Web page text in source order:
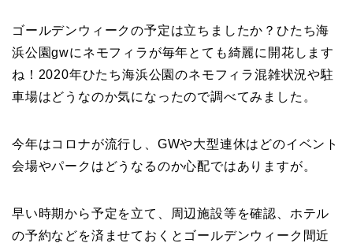
ゴールデンウィークの予定は立ちましたか？ひたち海
浜公園gwにネモフィラが毎年とても綺麗に開花します
ね！2020年ひたち海浜公園のネモフィラ混雑状況や駐
車場はどうなのか気になったので調べてみました。
今年はコロナが流行し、GWや大型連休はどのイベント
会場やパークはどうなるのか心配ではありますが。
早い時期から予定を立て、周辺施設等を確認、ホテル
の予約などを済ませておくとゴールデンウィーク間近